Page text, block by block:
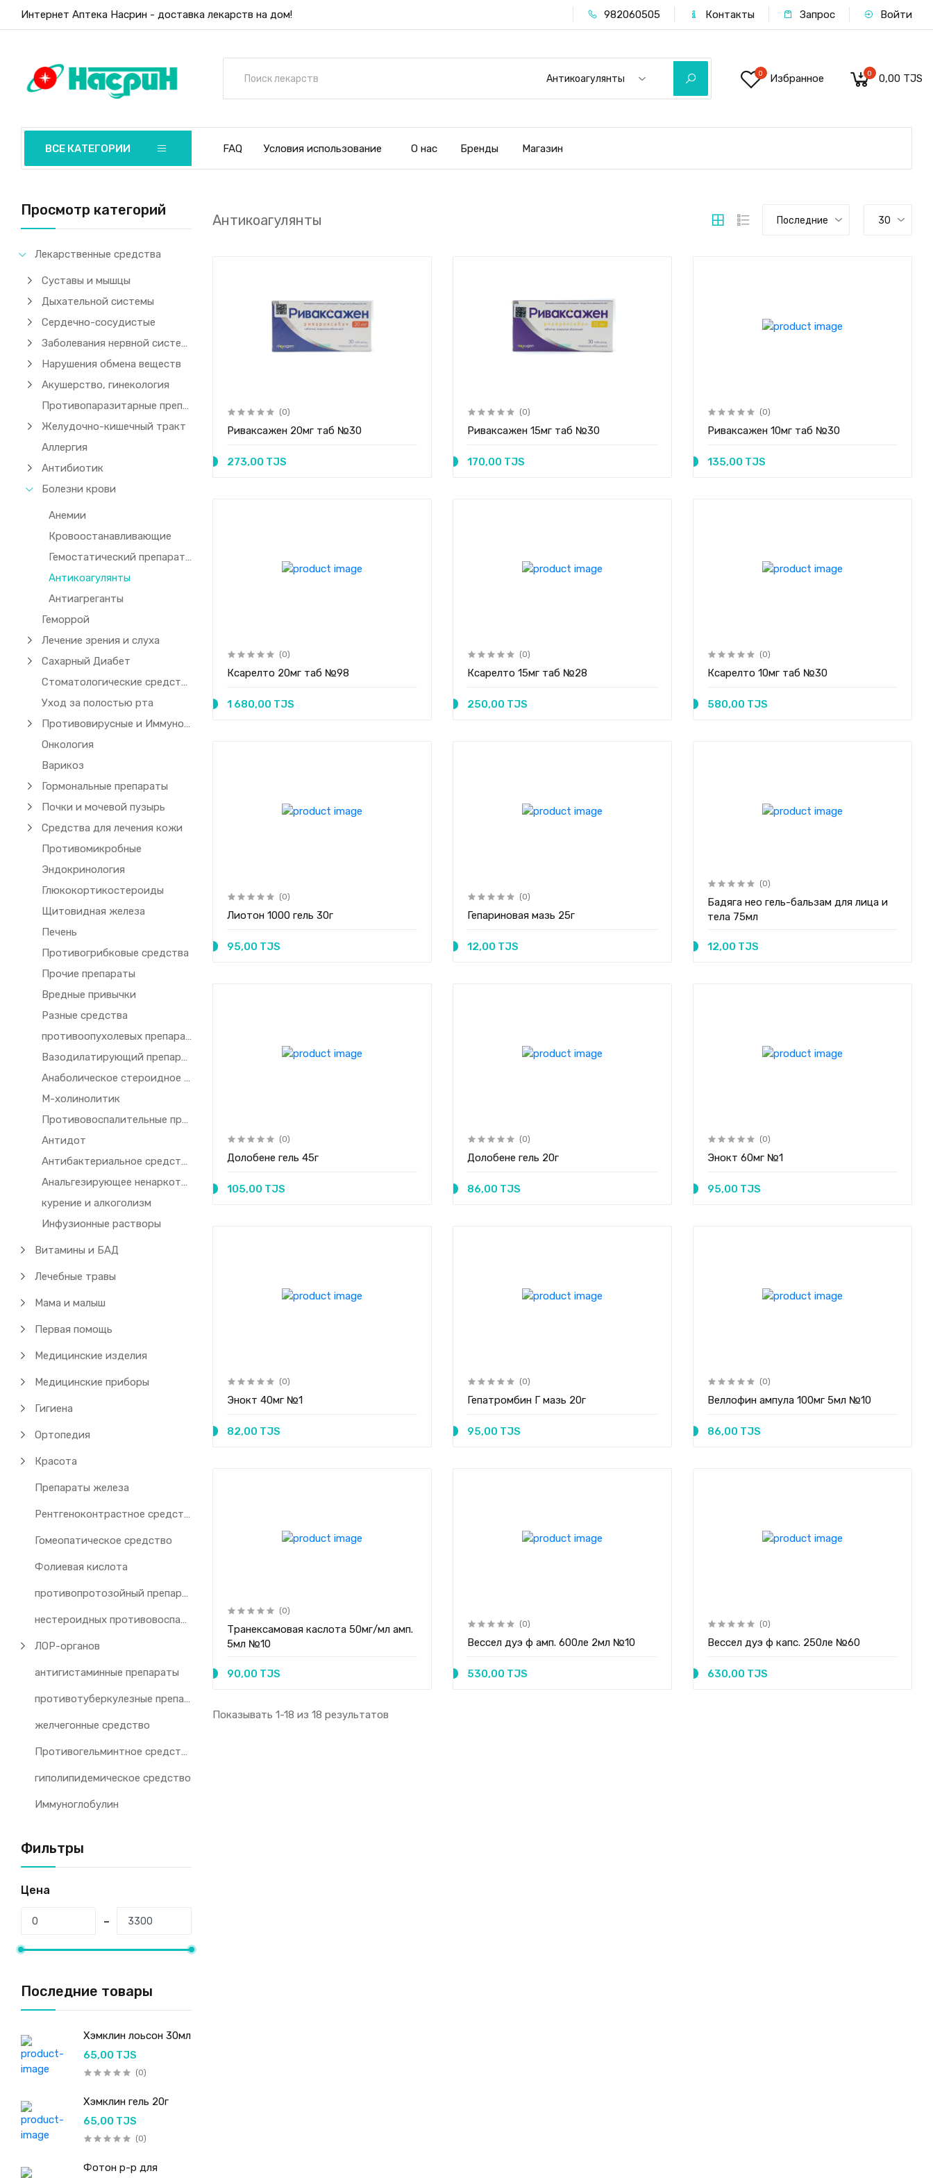
Интернет Аптека Насрин - доставка лекарств на дом! 982060505 Контакты Запрос Войти
Антикоагулянты 0 Избранное 0 0,00 TJS
ВСЕ КАТЕГОРИИ FAQ Условия использование О нас Бренды Магазин
Просмотр категорий
Лекарственные средства
Суставы и мышцы
Дыхательной системы
Сердечно-сосудистые
Заболевания нервной системы
Нарушения обмена веществ
Акушерство, гинекология
Противопаразитарные препараты (чесотка)
Желудочно-кишечный тракт
Аллергия
Антибиотик
Болезни крови
Анемии
Кровоостанавливающие
Гемостатический препараты
Антикоагулянты
Антиагреганты
Геморрой
Лечение зрения и слуха
Сахарный Диабет
Стоматологические средства
Уход за полостью рта
Противовирусные и Иммуномодуляторы
Онкология
Варикоз
Гормональные препараты
Почки и мочевой пузырь
Средства для лечения кожи
Противомикробные
Эндокринология
Глюкокортикостероиды
Щитовидная железа
Печень
Противогрибковые средства
Прочие препараты
Вредные привычки
Разные средства
противоопухолевых препаратов и иммунодепрессантов
Вазодилатирующий препарат
Анаболическое стероидное средство
М-холинолитик
Противовоспалительные препараты
Антидот
Антибактериальное средство
Анальгезирующее ненаркотическое средство
курение и алкоголизм
Инфузионные растворы
Витамины и БАД
Лечебные травы
Мама и малыш
Первая помощь
Медицинские изделия
Медицинские приборы
Гигиена
Ортопедия
Красота
Препараты железа
Рентгеноконтрастное средство
Гомеопатическое средство
Фолиевая кислота
противопротозойный препарат
нестероидных противовоспалительных препаратов
ЛОР-органов
антигистаминные препараты
противотуберкулезные препараты
желчегонные средство
Противогельминтное средство
гиполипидемическое средство
Иммуноглобулин
Фильтры
Цена
Последние товары
Хэмклин лоьсон 30мл
65,00 TJS
(0)
Хэмклин гель 20г
65,00 TJS
(0)
Фотон р-р для
Антикоагулянты Последние 30
(0)
Риваксажен 20мг таб №30
273,00 TJS
(0)
Риваксажен 15мг таб №30
170,00 TJS
(0)
Риваксажен 10мг таб №30
135,00 TJS
(0)
Ксарелто 20мг таб №98
1 680,00 TJS
(0)
Ксарелто 15мг таб №28
250,00 TJS
(0)
Ксарелто 10мг таб №30
580,00 TJS
(0)
Лиотон 1000 гель 30г
95,00 TJS
(0)
Гепариновая мазь 25г
12,00 TJS
(0)
Бадяга нео гель-бальзам для лица и
тела 75мл
12,00 TJS
(0)
Долобене гель 45г
105,00 TJS
(0)
Долобене гель 20г
86,00 TJS
(0)
Энокт 60мг №1
95,00 TJS
(0)
Энокт 40мг №1
82,00 TJS
(0)
Гепатромбин Г мазь 20г
95,00 TJS
(0)
Веллофин ампула 100мг 5мл №10
86,00 TJS
(0)
Транексамовая каслота 50мг/мл амп.
5мл №10
90,00 TJS
(0)
Вессел дуэ ф амп. 600ле 2мл №10
530,00 TJS
(0)
Вессел дуэ ф капс. 250ле №60
630,00 TJS
Показывать 1-18 из 18 результатов